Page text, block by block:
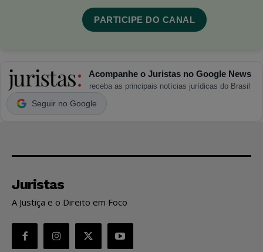
PARTICIPE DO CANAL
Acompanhe o Juristas no Google News
receba as principais notícias jurídicas do Brasil
Seguir no Google
Juristas
A Justiça e o Direito em Foco